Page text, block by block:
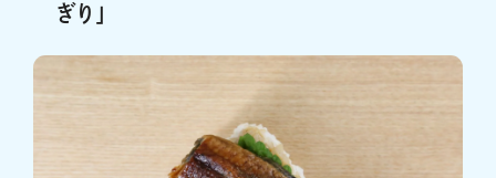
ぎり」